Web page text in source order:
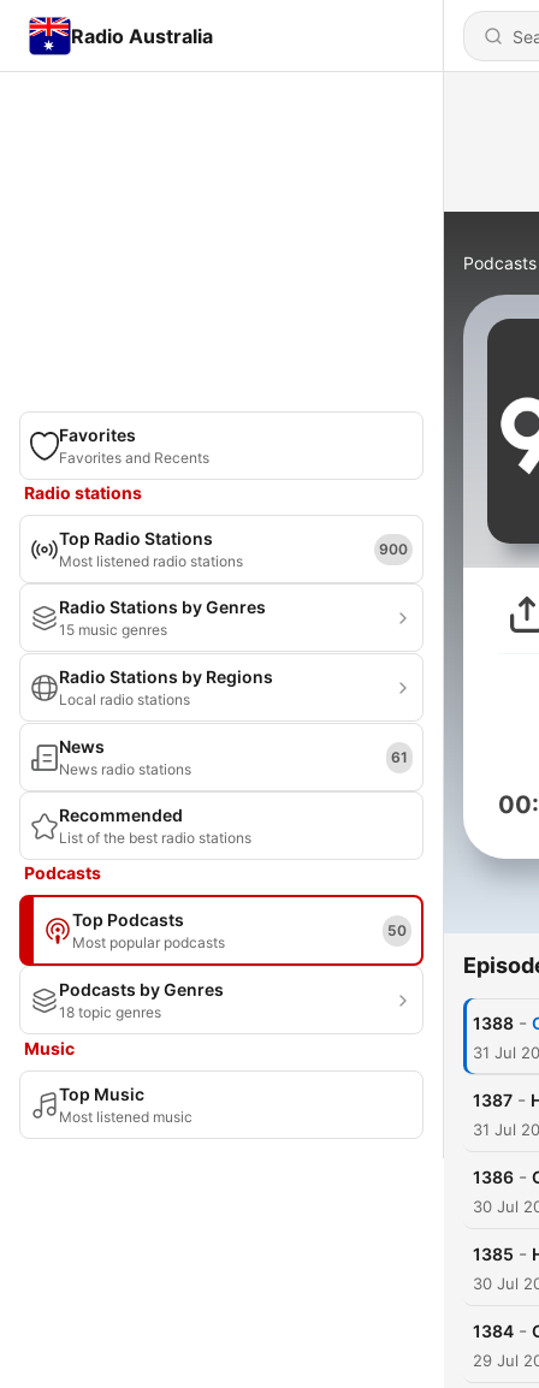
Radio Australia
Favorites
Favorites and Recents
Radio stations
Top Radio Stations
Most listened radio stations
900
Radio Stations by Genres
15 music genres
Radio Stations by Regions
Local radio stations
News
News radio stations
61
Recommended
List of the best radio stations
Podcasts
Top Podcasts
Most popular podcasts
50
Podcasts by Genres
18 topic genres
Music
Top Music
Most listened music
Podcasts
1388 -
31 Jul
1387 -
31 Jul
1386 -
30 Jul
1385 -
30 Jul
1384 -
29 Jul